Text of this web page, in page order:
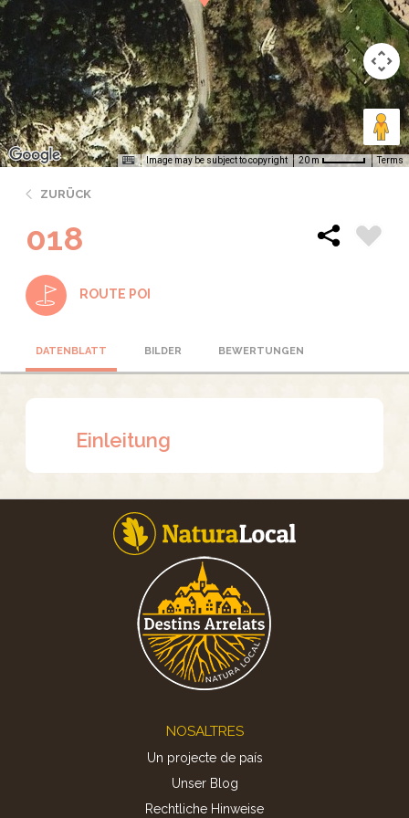
Image may be subject to copyright 20 m Terms
ZURÜCK
018
ROUTE POI
DATENBLATT BILDER BEWERTUNGEN
Einleitung
NOSALTRES
Un projecte de país
Unser Blog
Rechtliche Hinweise